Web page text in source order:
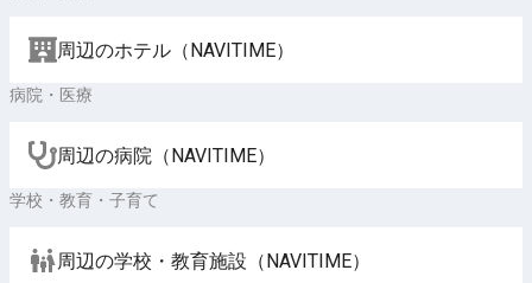
周辺のホテル（NAVITIME）
病院・医療
周辺の病院（NAVITIME）
学校・教育・子育て
周辺の学校・教育施設（NAVITIME）